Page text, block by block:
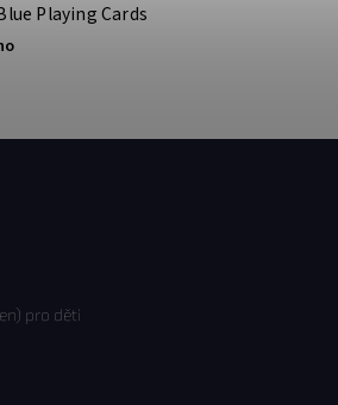
Playing Cards
pro děti